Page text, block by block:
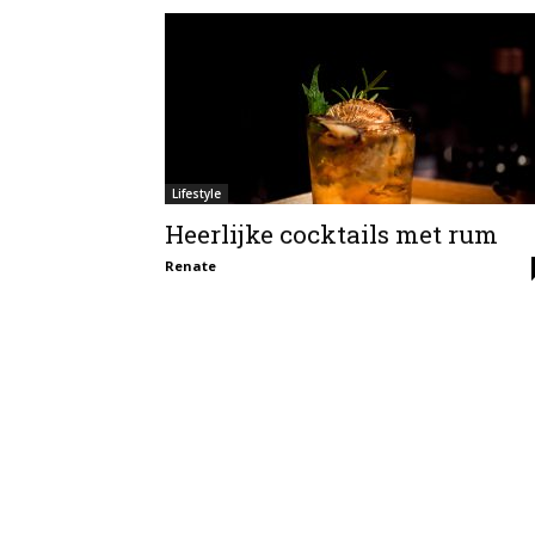
Lifestyle
Heerlijke cocktails met rum
Renate